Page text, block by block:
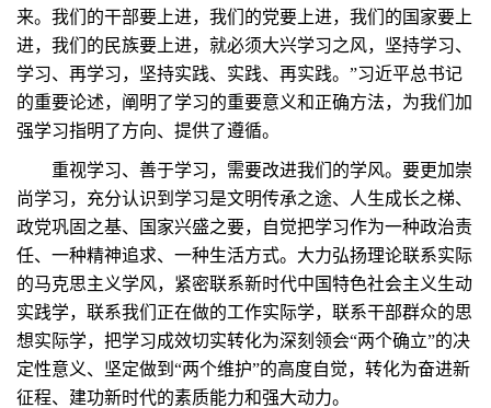
来。我们的干部要上进，我们的党要上进，我们的国家要上
进，我们的民族要上进，就必须大兴学习之风，坚持学习、
学习、再学习，坚持实践、实践、再实践。”习近平总书记
的重要论述，阐明了学习的重要意义和正确方法，为我们加
强学习指明了方向、提供了遵循。
重视学习、善于学习，需要改进我们的学风。要更加崇
尚学习，充分认识到学习是文明传承之途、人生成长之梯、
政党巩固之基、国家兴盛之要，自觉把学习作为一种政治责
任、一种精神追求、一种生活方式。大力弘扬理论联系实际
的马克思主义学风，紧密联系新时代中国特色社会主义生动
实践学，联系我们正在做的工作实际学，联系干部群众的思
想实际学，把学习成效切实转化为深刻领会“两个确立”的决
定性意义、坚定做到“两个维护”的高度自觉，转化为奋进新
征程、建功新时代的素质能力和强大动力。